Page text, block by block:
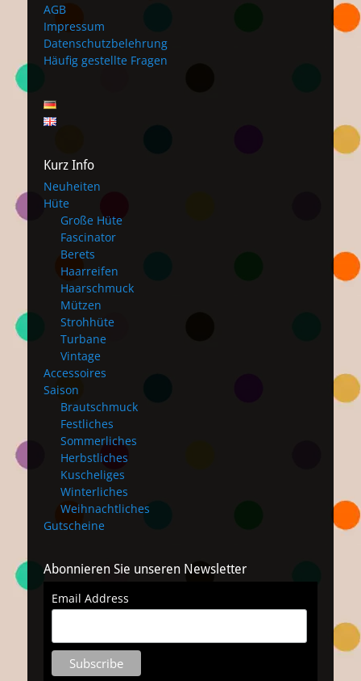
AGB
Impressum
Datenschutzbelehrung
Häufig gestellte Fragen
Kurz Info
Neuheiten
Hüte
Große Hüte
Fascinator
Berets
Haarreifen
Haarschmuck
Mützen
Strohhüte
Turbane
Vintage
Accessoires
Saison
Brautschmuck
Festliches
Sommerliches
Herbstliches
Kuscheliges
Winterliches
Weihnachtliches
Gutscheine
Abonnieren Sie unseren Newsletter
Email Address